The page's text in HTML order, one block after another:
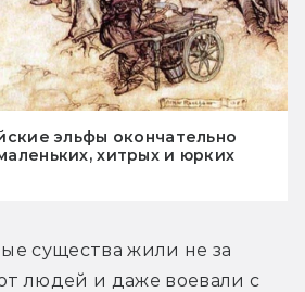
эльфы окончательно
хитрых и юрких
существа жили не за
людей и даже воевали с